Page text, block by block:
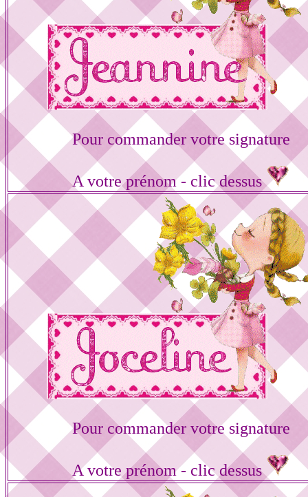
Pour commander votre signature
A votre prénom - clic dessus
Pour commander votre signature
A votre prénom - clic dessus